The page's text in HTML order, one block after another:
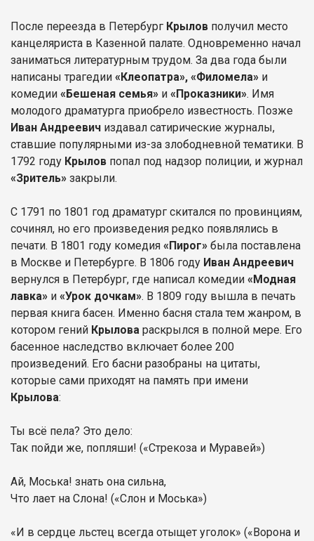
После переезда в Петербург Крылов получил место
канцеляриста в Казенной палате. Одновременно начал
заниматься литературным трудом. За два года были
написаны трагедии «Клеопатра», «Филомела» и
комедии «Бешеная семья» и «Проказники». Имя
молодого драматурга приобрело известность. Позже
Иван Андреевич издавал сатирические журналы,
ставшие популярными из-за злободневной тематики. В
1792 году Крылов попал под надзор полиции, и журнал
«Зритель» закрыли.
С 1791 по 1801 год драматург скитался по провинциям,
сочинял, но его произведения редко появлялись в
печати. В 1801 году комедия «Пирог» была поставлена
в Москве и Петербурге. В 1806 году Иван Андреевич
вернулся в Петербург, где написал комедии «Модная
лавка» и «Урок дочкам». В 1809 году вышла в печать
первая книга басен. Именно басня стала тем жанром, в
котором гений Крылова раскрылся в полной мере. Его
басенное наследство включает более 200
произведений. Его басни разобраны на цитаты,
которые сами приходят на память при имени
Крылова:
Ты всё пела? Это дело:
Так пойди же, попляши! («Стрекоза и Муравей»)
Ай, Моська! знать она сильна,
Что лает на Слона! («Слон и Моська»)
«И в сердце льстец всегда отыщет уголок» («Ворона и